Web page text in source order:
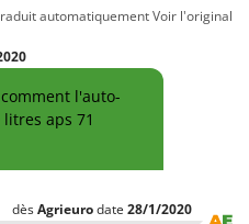
automatiquementVoir l'original
l'auto-
aps 71
dèsAgrieurodate 28/1/2020